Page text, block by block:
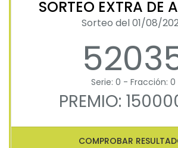
SORTEO EXTRA DE
Sorteo del 01/08/
Serie: 0 - Fracción: 0
PREMIO:
COMPROBAR